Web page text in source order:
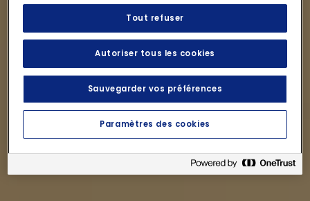
Tout refuser
Autoriser tous les cookies
Sauvegarder vos préférences
Paramètres des cookies